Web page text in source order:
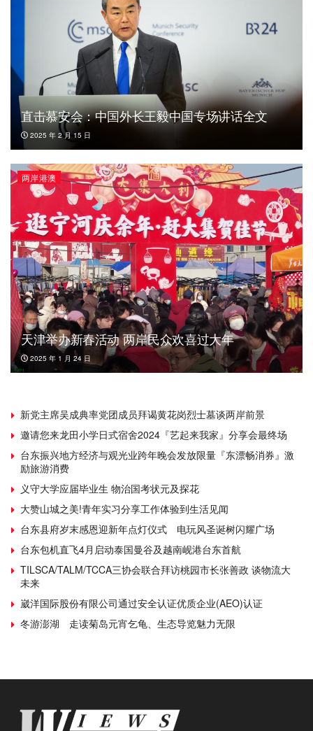
直击慕安会：中国外长王毅中国专场讲话全文
2025 年 2 月 15 日
两岸港澳
天津举办新春活动 两岸民众欢喜过大年
2025 年 1 月 24 日
新党主席吴成典率党团成员拜谒黄花岗烈士墓谈两岸前景
邀请您来龙田小学日式宿舍2024『艺起来我家』分享会最终场
台东振兴地方经济与观光业跨年晚会发放限量『东漂畅消券』激
励旅游消费
义守大学应届毕业生 物治国考状元及探花
大赞山城之美!青年实习分享工作体验到生活见闻
台东县府岁末感恩迎新年点灯仪式 电玩风圣诞树闪耀广场
台东包机直飞4月启动泰国曼谷及越南岘港台东首航
TILSCA/TALM/TCCA三协会联合拜访桃园市长张善政 谈物流大
未来
崴洋国际股份有限公司通过安全认证优质企业(AEO)认证
冬游澎湖 走读菊岛元宵乞龟、生态导览魅力无限